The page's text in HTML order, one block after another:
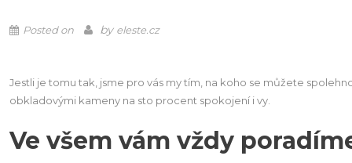
Posted on by eleste.cz
Jestli je tomu tak, jsme pro vás my tím, na koho se můžete
obkladovými kameny na sto procent spokojení i vy.
Ve všem vám vždy